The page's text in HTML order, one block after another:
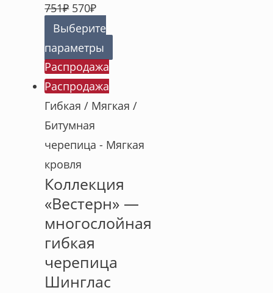
751₽ 570₽
Выберите
параметры
Распродажа
Распродажа
Гибкая / Мягкая /
Битумная
черепица - Мягкая
кровля
Коллекция
«Вестерн» —
многослойная
гибкая
черепица
Шинглас